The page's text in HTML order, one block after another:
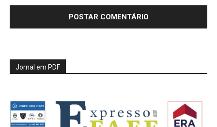
Jornal em PDF